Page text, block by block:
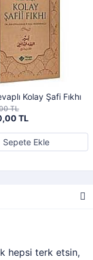
Kolay Şafi Fıkhı
TL
TL
Sepete Ekle
hepsi terk etsin,